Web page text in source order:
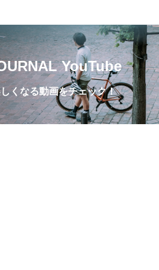
YouTube
くなる動画をチェック！